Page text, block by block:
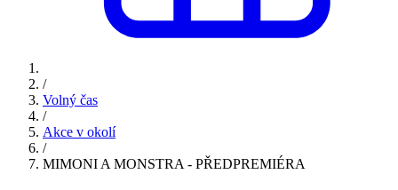
/
Volný čas
/
Akce v okolí
/
MIMONI A MONSTRA - PŘEDPREMIÉRA